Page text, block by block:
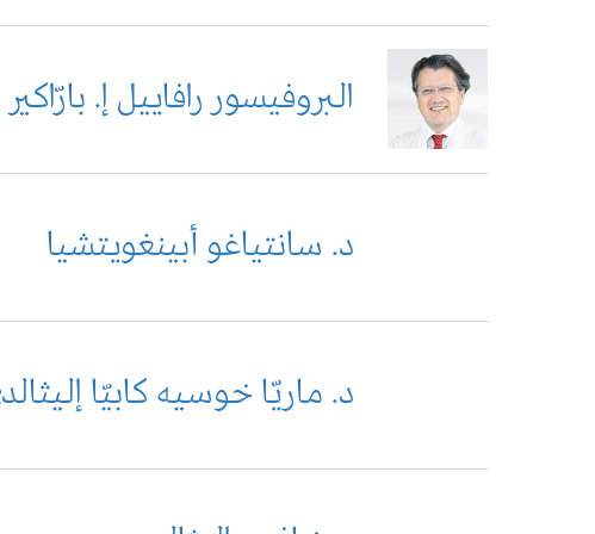
البروفيسور رافاييل إ. بارّاكير
د. سانتياغو أبينغويتشيا
د. ماريّا خوسيه كابيّا